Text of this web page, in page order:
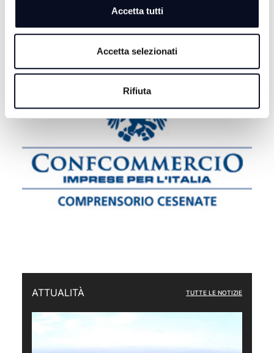
Accetta tutti
Accetta selezionati
Rifiuta
ATTUALITÀ TUTTE LE NOTIZIE